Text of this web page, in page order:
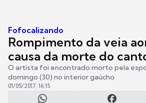
Fofocalizando
Rompimento da veia
causa da morte do
O artista foi encontrado morto pela
domingo (30) no interior gaúcho
01/05/2017, 16:15